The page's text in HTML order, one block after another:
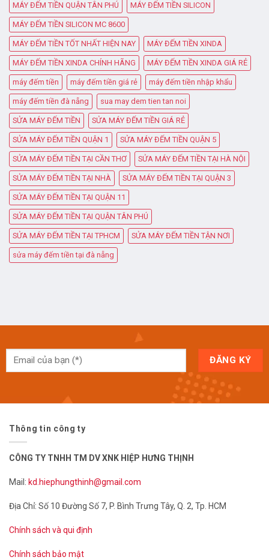
MÁY ĐẾM TIỀN QUẬN TÂN PHÚ MÁY ĐẾM TIỀN SILICON
MÁY ĐẾM TIỀN SILICON MC 8600
MÁY ĐẾM TIỀN TỐT NHẤT HIỆN NAY MÁY ĐẾM TIỀN XINDA
MÁY ĐẾM TIỀN XINDA CHÍNH HÃNG MÁY ĐẾM TIỀN XINDA GIÁ RẺ
máy đếm tiền máy đếm tiền giá rẻ máy đếm tiền nhập khẩu
máy đếm tiền đà nẵng sua may dem tien tan noi
SỬA MÁY ĐẾM TIỀN SỬA MÁY ĐẾM TIỀN GIÁ RẺ
SỬA MÁY ĐẾM TIỀN QUẬN 1 SỬA MÁY ĐẾM TIỀN QUẬN 5
SỬA MÁY ĐẾM TIỀN TẠI CẦN THƠ SỬA MÁY ĐẾM TIỀN TẠI HÀ NỘI
SỬA MÁY ĐẾM TIỀN TẠI NHÀ SỬA MÁY ĐẾM TIỀN TẠI QUẬN 3
SỬA MÁY ĐẾM TIỀN TẠI QUẬN 11
SỬA MÁY ĐẾM TIỀN TẠI QUẬN TÂN PHÚ
SỬA MÁY ĐẾM TIỀN TẠI TPHCM SỬA MÁY ĐẾM TIỀN TẬN NƠI
sửa máy đếm tiền tại đà nẵng
Thông tin công ty
CÔNG TY TNHH TM DV XNK HIỆP HƯNG THỊNH
Mail: kd.hiephungthinh@gmail.com
Địa Chỉ: Số 10 Đường Số 7, P. Bình Trưng Tây, Q. 2, Tp. HCM
Chính sách và qui định
Chính sách bảo mật